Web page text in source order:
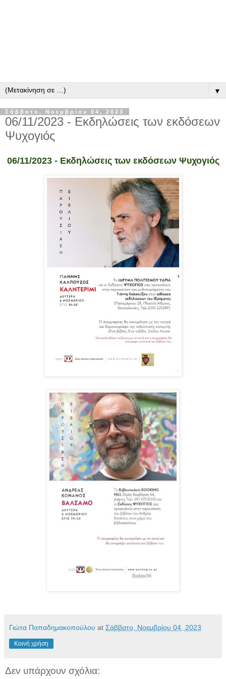
▼
Σάββατο, Νοεμβρίου 04, 2023
06/11/2023 - Εκδηλώσεις των εκδόσεων
Ψυχογιός
06/11/2023 - Εκδηλώσεις των εκδόσεων Ψυχογιός
Γιώτα Παπαδημακοπούλου at Σάββατο, Νοεμβρίου 04, 2023
Κοινή χρήση
Δεν υπάρχουν σχόλια: